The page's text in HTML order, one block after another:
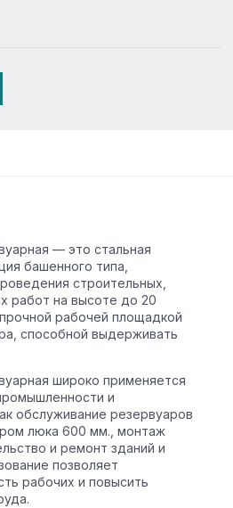
— это стальная
башенного типа,
строительных,
работ на высоте до 20
рабочей площадкой
способной выдерживать
широко применяется
и
обслуживание резервуаров
люка 600 мм., монтаж
и ремонт зданий и
позволяет
рабочих и повысить